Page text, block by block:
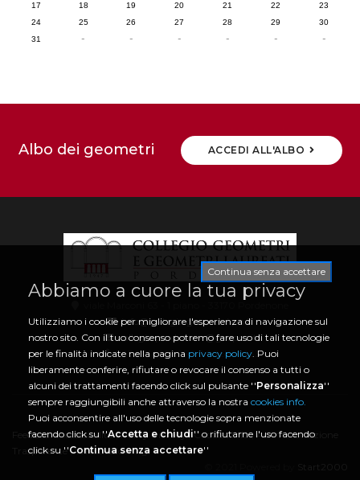
17
18 19 20 21 22
23
24
25 26 27 28 29
30
31
- - - - - -
Albo dei geometri ACCEDI ALL'ALBO
info@collegio.geometri.pn.it
collegio.pordenone@geopec.it
0434 21466 | CF 80006730933
Feedback Accessibilità|Policy Privacy|Cookies Info| Amministrazione
Trasparente |Whistleblowing
Continua senza accettare
Abbiamo a cuore la tua privacy
Utilizziamo i cookie per migliorare l'esperienza di navigazione sul
nostro sito. Con il tuo consenso potremo fare uso di tali tecnologie
per le finalità indicate nella pagina privacy policy. Puoi
liberamente conferire, rifiutare o revocare il consenso a tutti o
alcuni dei trattamenti facendo click sul pulsante ''Personalizza''
sempre raggiungibili anche attraverso la nostra cookies info.
Puoi acconsentire all'uso delle tecnologie sopra menzionate
facendo click su ''Accetta e chiudi'' o rifiutarne l'uso facendo
click su ''Continua senza accettare''